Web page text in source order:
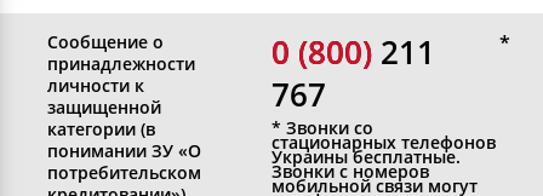
Сообщение о
принадлежности
личности к
защищенной
категории (в
понимании ЗУ «О
потребительском
0 (800)
0 (800) 211
767
* Звонки со
стационарных телефонов
Украины бесплатные.
Звонки с номеров
мобильной связи могут